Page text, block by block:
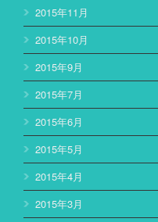
2015年11月
2015年10月
2015年9月
2015年7月
2015年6月
2015年5月
2015年4月
2015年3月